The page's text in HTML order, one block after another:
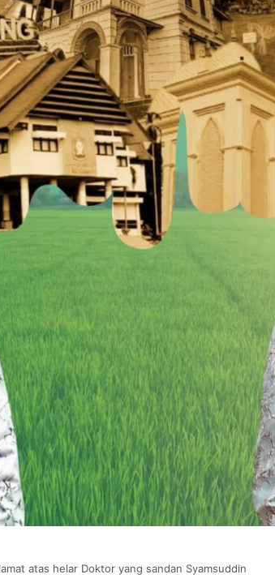
atas helar Doktor yang sandan Syamsuddin